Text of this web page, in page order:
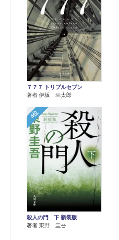
７７７ トリプルセブン
著者 伊坂 幸太郎
4位
殺人の門 下 新装版
著者 東野 圭吾